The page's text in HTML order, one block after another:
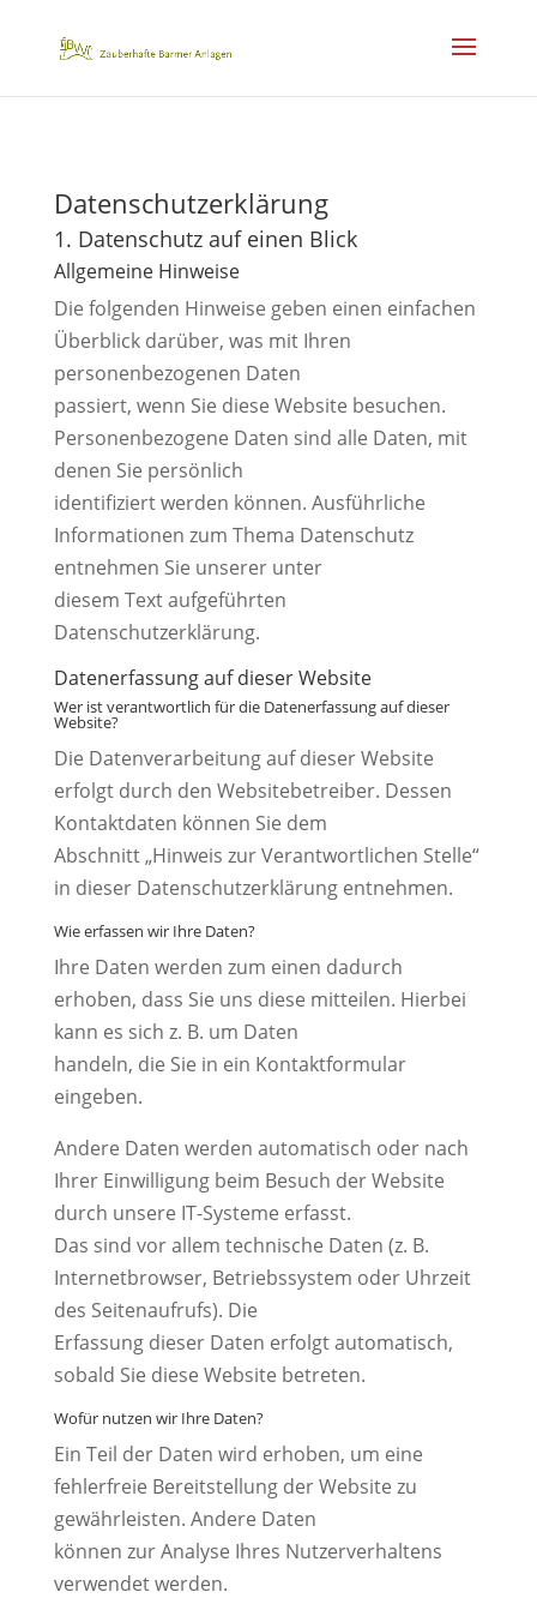
Datenschutz­erklärung
1. Datenschutz auf einen Blick
Allgemeine Hinweise
Die folgenden Hinweise geben einen einfachen
Überblick darüber, was mit Ihren
personenbezogenen Daten
passiert, wenn Sie diese Website besuchen.
Personenbezogene Daten sind alle Daten, mit
denen Sie persönlich
identifiziert werden können. Ausführliche
Informationen zum Thema Datenschutz
entnehmen Sie unserer unter
diesem Text aufgeführten
Datenschutzerklärung.
Datenerfassung auf dieser Website
Wer ist verantwortlich für die Datenerfassung auf dieser
Website?
Die Datenverarbeitung auf dieser Website
erfolgt durch den Websitebetreiber. Dessen
Kontaktdaten können Sie dem
Abschnitt „Hinweis zur Verantwortlichen Stelle“
in dieser Datenschutzerklärung entnehmen.
Wie erfassen wir Ihre Daten?
Ihre Daten werden zum einen dadurch
erhoben, dass Sie uns diese mitteilen. Hierbei
kann es sich z. B. um Daten
handeln, die Sie in ein Kontaktformular
eingeben.
Andere Daten werden automatisch oder nach
Ihrer Einwilligung beim Besuch der Website
durch unsere IT-Systeme erfasst.
Das sind vor allem technische Daten (z. B.
Internetbrowser, Betriebssystem oder Uhrzeit
des Seitenaufrufs). Die
Erfassung dieser Daten erfolgt automatisch,
sobald Sie diese Website betreten.
Wofür nutzen wir Ihre Daten?
Ein Teil der Daten wird erhoben, um eine
fehlerfreie Bereitstellung der Website zu
gewährleisten. Andere Daten
können zur Analyse Ihres Nutzerverhaltens
verwendet werden.